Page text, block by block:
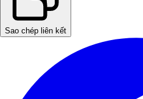
Sao chép liên kết